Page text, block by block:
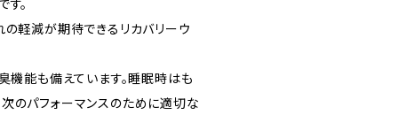
。
の軽減が期待できるリカバリーウ
機能も備えています。睡眠時はも
のパフォーマンスのために適切な